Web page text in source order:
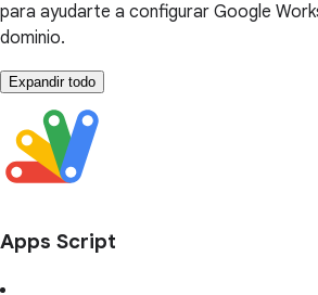
para ayudarte a configurar Google
dominio.
Expandir todo
Apps Script